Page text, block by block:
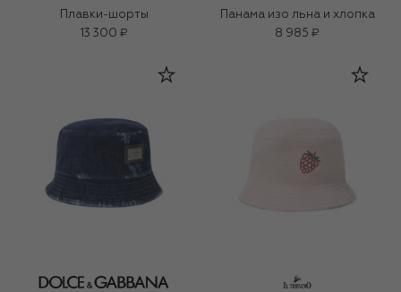
Плавки-шорты
13 300 ₽
Панама изо льна и хлопка
8 985 ₽